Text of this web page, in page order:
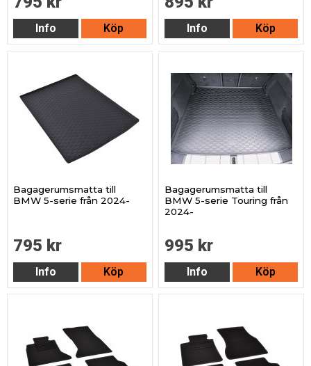
Info Köp Info Köp
Bagagerumsmatta till
BMW 5-serie från 2024-
795 kr
Info Köp
Bagagerumsmatta till
BMW 5-serie Touring från
2024-
995 kr
Info Köp